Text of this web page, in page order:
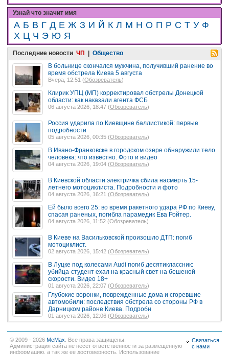
Узнай что значит имя
А Б В Г Д Е Ж З И Й К Л М Н О П Р С Т У Ф
Х Ц Ч Э Ю Я
Последние новости ЧП | Общество
В больнице скончался мужчина, получивший ранение во
время обстрела Киева 5 августа
Вчера, 12:51 (Обозреватель)
Клирик УПЦ (МП) корректировал обстрелы Донецкой
области: как наказали агента ФСБ
06 августа 2026, 18:47 (Обозреватель)
Россия ударила по Киевщине баллистикой: первые
подробности
05 августа 2026, 00:35 (Обозреватель)
В Ивано-Франковске в городском озере обнаружили тело
человека: что известно. Фото и видео
04 августа 2026, 19:04 (Обозреватель)
В Киевской области электричка сбила насмерть 15-
летнего мотоциклиста. Подробности и фото
04 августа 2026, 16:21 (Обозреватель)
Ей было всего 25: во время ракетного удара РФ по Киеву,
спасая раненых, погибла парамедик Ева Ройтер.
04 августа 2026, 11:52 (Обозреватель)
В Киеве на Васильковской произошло ДТП: погиб
мотоциклист.
02 августа 2026, 15:42 (Обозреватель)
В Луцке под колесами Audi погиб десятиклассник:
убийца-студент ехал на красный свет на бешеной
скорости. Видео 18+
01 августа 2026, 22:07 (Обозреватель)
Глубокие воронки, поврежденные дома и сгоревшие
автомобили: последствия обстрела со стороны РФ в
Дарницком районе Киева. Подробн
01 августа 2026, 12:06 (Обозреватель)
© 2009 - 2026 MeMax . Все права защищены.
Администрация сайта не несёт ответственности за размещённую
информацию, а так же ее достоверность. Использование
Связаться
с нами